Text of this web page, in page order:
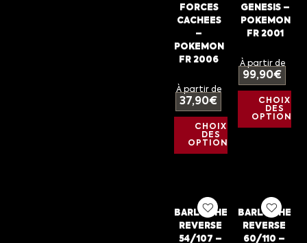
FORCES
CACHEES
–
POKEMON
FR 2006
À partir de
37,90€
CHOIX
DES
OPTIONS
GENESIS –
POKEMON
FR 2001
À partir de
99,90€
CHOIX
DES
OPTIONS
BARLOCHE
REVERSE
54/107 –
BARLOCHE
REVERSE
60/110 –